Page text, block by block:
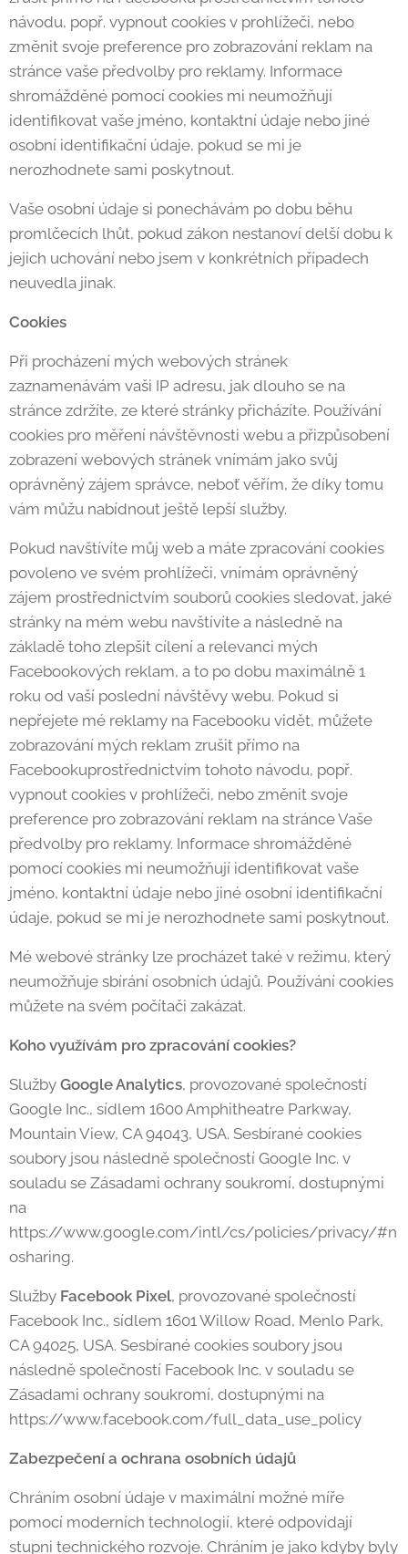
návodu, popř. vypnout cookies v prohlížeči, nebo
změnit svoje preference pro zobrazování reklam na
stránce vaše předvolby pro reklamy. Informace
shromážděné pomocí cookies mi neumožňují
identifikovat vaše jméno, kontaktní údaje nebo jiné
osobní identifikační údaje, pokud se mi je
nerozhodnete sami poskytnout.
Vaše osobní údaje si ponechávám po dobu běhu
promlčecích lhůt, pokud zákon nestanoví delší dobu k
jejich uchování nebo jsem v konkrétních případech
neuvedla jinak.
Cookies
Při procházení mých webových stránek
zaznamenávám vaši IP adresu, jak dlouho se na
stránce zdržíte, ze které stránky přicházíte. Používání
cookies pro měření návštěvnosti webu a přizpůsobení
zobrazení webových stránek vnímám jako svůj
oprávněný zájem správce, neboť věřím, že díky tomu
vám můžu nabídnout ještě lepší služby.
Pokud navštívíte můj web a máte zpracování cookies
povoleno ve svém prohlížeči, vnímám oprávněný
zájem prostřednictvím souborů cookies sledovat, jaké
stránky na mém webu navštívíte a následně na
základě toho zlepšit cílení a relevanci mých
Facebookových reklam, a to po dobu maximálně 1
roku od vaší poslední návštěvy webu. Pokud si
nepřejete mé reklamy na Facebooku vidět, můžete
zobrazování mých reklam zrušit přímo na
Facebookuprostřednictvím tohoto návodu, popř.
vypnout cookies v prohlížeči, nebo změnit svoje
preference pro zobrazování reklam na stránce Vaše
předvolby pro reklamy. Informace shromážděné
pomocí cookies mi neumožňují identifikovat vaše
jméno, kontaktní údaje nebo jiné osobní identifikační
údaje, pokud se mi je nerozhodnete sami poskytnout.
Mé webové stránky lze procházet také v režimu, který
neumožňuje sbírání osobních údajů. Používání cookies
můžete na svém počítači zakázat.
Koho využívám pro zpracování cookies?
Služby Google Analytics, provozované společností
Google Inc., sídlem 1600 Amphitheatre Parkway,
Mountain View, CA 94043, USA. Sesbírané cookies
soubory jsou následně společností Google Inc. v
souladu se Zásadami ochrany soukromí, dostupnými
na
https://www.google.com/intl/cs/policies/privacy/#n
osharing.
Služby Facebook Pixel, provozované společností
Facebook Inc., sídlem 1601 Willow Road, Menlo Park,
CA 94025, USA. Sesbírané cookies soubory jsou
následně společností Facebook Inc. v souladu se
Zásadami ochrany soukromí, dostupnými na
https://www.facebook.com/full_data_use_policy
Zabezpečení a ochrana osobních údajů
Chráním osobní údaje v maximální možné míře
pomocí moderních technologií, které odpovídají
stupni technického rozvoje. Chráním je jako kdyby byly